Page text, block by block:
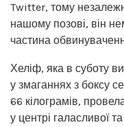
Twitter, тому
нашому позові, він
частина
Хеліф, яка в суботу
у змаганнях з боксу
66 кілограмів,
у центрі галасливої